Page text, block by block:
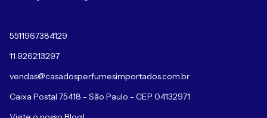
5511967384129
11 926213297
vendas@casadosperfumesimportados.com.br
Caixa Postal 75418 - São Paulo - CEP 04132971